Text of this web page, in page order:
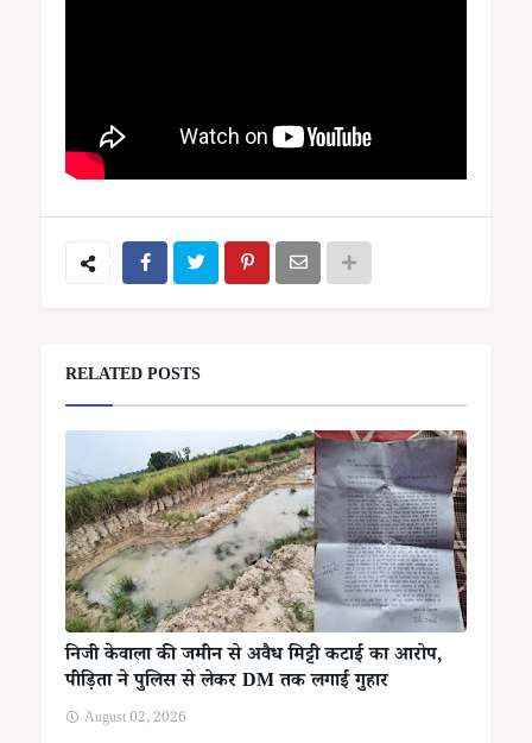
RELATED POSTS
निजी केवाला की जमीन से अवैध मिट्टी कटाई का आरोप,
पीड़िता ने पुलिस से लेकर DM तक लगाई गुहार
August 02, 2026